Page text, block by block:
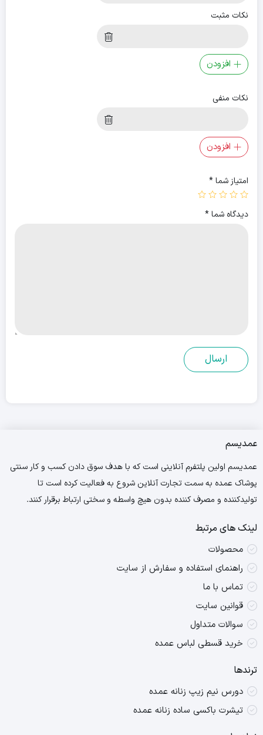
نکات مثبت
افزودن
نکات منفی
افزودن
امتیاز شما*
دیدگاه شما*
عمدیسم
عمدیسم اولین پلتفرم آنلاینی است که با هدف سوق دادن کسب و کار سنتی
پوشاک عمده به سمت تجارت آنلاین شروع به فعالیت کرده است تا
تولیدکننده و مصرف کننده بدون هیچ واسطه و سختی ارتباط برقرار کنند.
لینک های مرتبط
محصولات
راهنمای استفاده و سفارش از سایت
تماس با ما
قوانین سایت
سوالات متداول
خرید قسطی لباس عمده
ترندها
دورس نیم زیپ زنانه عمده
تیشرت باکسی ساده زنانه عمده